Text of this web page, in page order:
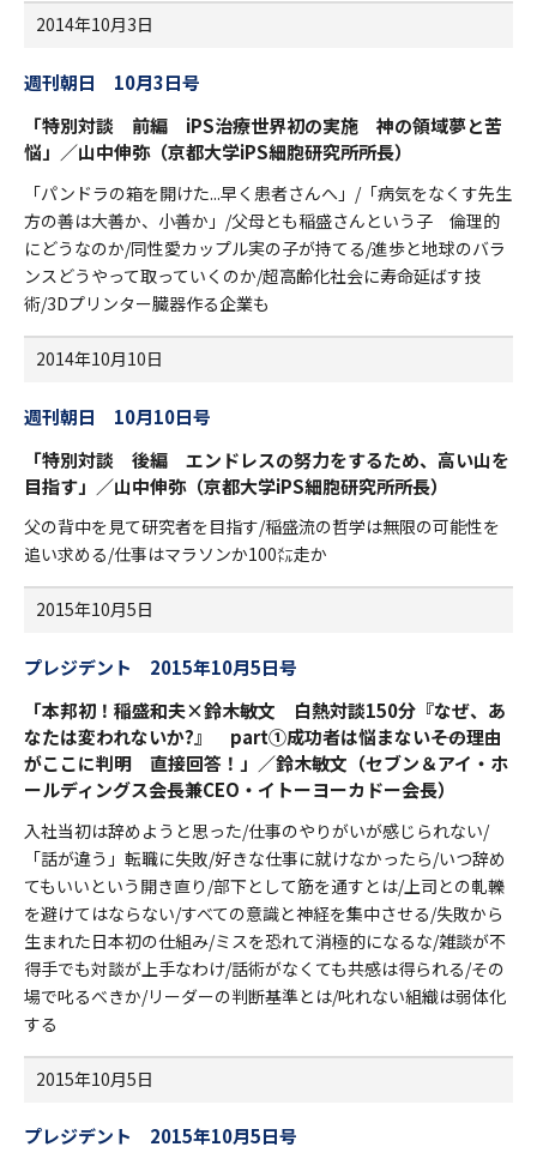
2014年10月3日
週刊朝日 10月3日号
「特別対談 前編 iPS治療世界初の実施 神の領域夢と苦
悩」／山中伸弥（京都大学iPS細胞研究所所長）
「パンドラの箱を開けた...早く患者さんへ」/「病気をなくす先生
方の善は大善か、小善か」/父母とも稲盛さんという子 倫理的
にどうなのか/同性愛カップル実の子が持てる/進歩と地球のバラ
ンスどうやって取っていくのか/超高齢化社会に寿命延ばす技
術/3Dプリンター臓器作る企業も
2014年10月10日
週刊朝日 10月10日号
「特別対談 後編 エンドレスの努力をするため、高い山を
目指す」／山中伸弥（京都大学iPS細胞研究所所長）
父の背中を見て研究者を目指す/稲盛流の哲学は無限の可能性を
追い求める/仕事はマラソンか100㍍走か
2015年10月5日
プレジデント 2015年10月5日号
「本邦初！稲盛和夫×鈴木敏文 白熱対談150分『なぜ、あ
なたは変われないか?』 part①成功者は悩まない――その理由
がここに判明 直接回答！」／鈴木敏文（セブン＆アイ・ホ
ールディングス会長兼CEO・イトーヨーカドー会長）
入社当初は辞めようと思った/仕事のやりがいが感じられない/
「話が違う」転職に失敗/好きな仕事に就けなかったら/いつ辞め
てもいいという開き直り/部下として筋を通すとは/上司との軋轢
を避けてはならない/すべての意識と神経を集中させる/失敗から
生まれた日本初の仕組み/ミスを恐れて消極的になるな/雑談が不
得手でも対談が上手なわけ/話術がなくても共感は得られる/その
場で叱るべきか/リーダーの判断基準とは/叱れない組織は弱体化
する
2015年10月5日
プレジデント 2015年10月5日号